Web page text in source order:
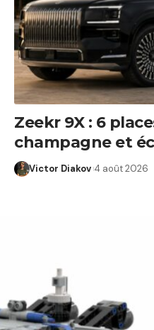
Zeekr 9X : 6
champagne et
Victor Diakov 4 août 2026